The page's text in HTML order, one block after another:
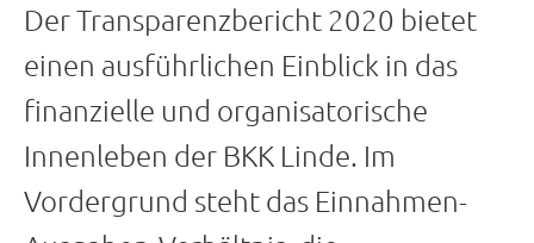
Der Transparenzbericht 2020 bietet
einen ausführlichen Einblick in das
finanzielle und organisatorische
Innenleben der BKK Linde. Im
Vordergrund steht das Einnahmen-